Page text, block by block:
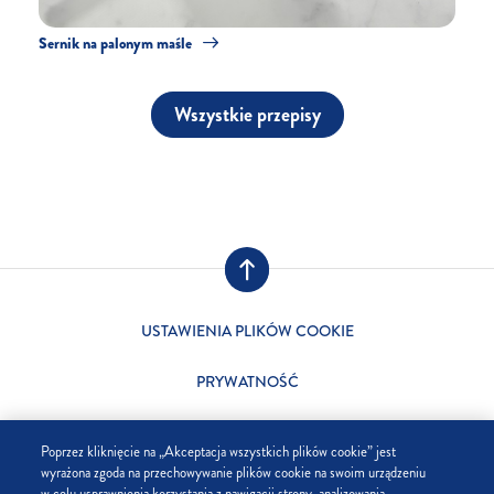
Sernik na palonym maśle
Wszystkie przepisy
USTAWIENIA PLIKÓW COOKIE
PRYWATNOŚĆ
FIRMA
Poprzez kliknięcie na „Akceptacja wszystkich plików cookie” jest
wyrażona zgoda na przechowywanie plików cookie na swoim urządzeniu